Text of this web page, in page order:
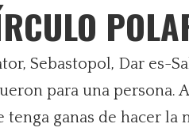
Sebastopol, Dar es-
para una persona.
tenga ganas de hacer